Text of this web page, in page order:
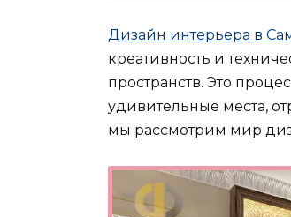
Дизайн интерьера в
креативность и
пространств. Это
удивительные места,
мы рассмотрим мир